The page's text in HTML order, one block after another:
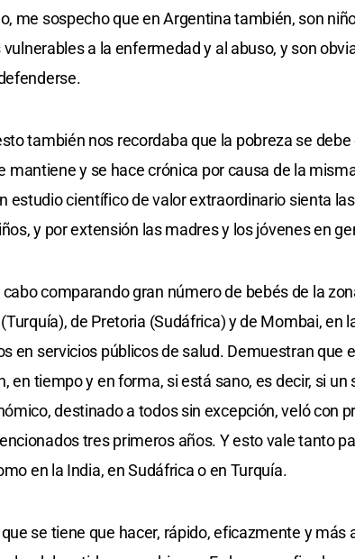
me sospecho que en Argentina también, son
vulnerables a la enfermedad y al abuso, y son
también nos recordaba que la pobreza se
mantiene y se hace crónica por causa de la
estudio científico de valor extraordinario sienta
y por extensión las madres y los jóvenes en
comparando gran número de bebés de la
de Pretoria (Sudáfrica) y de Mombai, en
en servicios públicos de salud. Demuestran que
en tiempo y en forma, si está sano, es decir, si
destinado a todos sin excepción, veló con
tres primeros años. Y esto vale tanto
en la India, en Sudáfrica o en Turquía.
se tiene que hacer, rápido, eficazmente y más